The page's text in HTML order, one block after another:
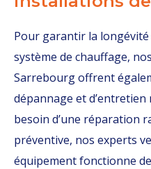
Pour garantir la
système de chauffage,
Sarrebourg offrent
dépannage et
besoin d’une réparation
préventive, nos experts
équipement fonctionne